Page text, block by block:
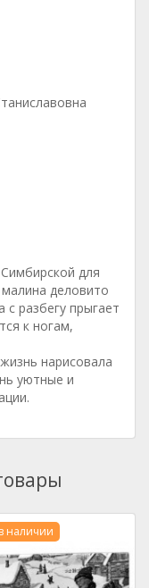
для
деловито
с разбегу прыгает
к ногам,
нарисовала
уютные и
наличии